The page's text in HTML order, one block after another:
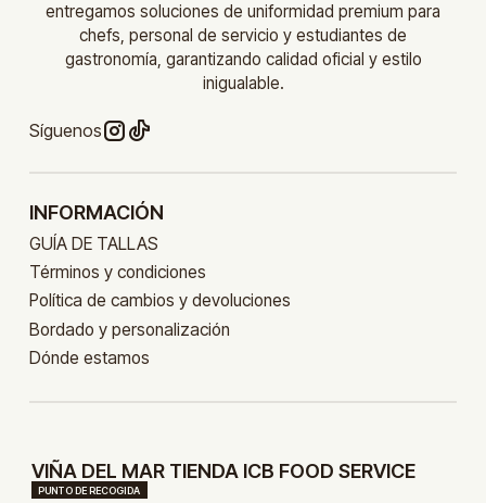
entregamos soluciones de uniformidad premium para
chefs, personal de servicio y estudiantes de
gastronomía, garantizando calidad oficial y estilo
inigualable.
Síguenos
INFORMACIÓN
GUÍA DE TALLAS
Términos y condiciones
Política de cambios y devoluciones
Bordado y personalización
Dónde estamos
VIÑA DEL MAR TIENDA ICB FOOD SERVICE
PUNTO DE RECOGIDA